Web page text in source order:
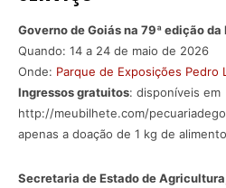
Governo de Goiás na 79ª edição
Quando: 14 a 24 de maio de 2026
Onde: Parque de Exposições Pedro
Ingressos gratuitos: disponíveis em
http://meubilhete.com/
apenas a doação de 1 kg de
Secretaria de Estado de